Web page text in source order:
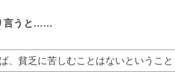
言うと……
、貧乏に苦しむことはないということ